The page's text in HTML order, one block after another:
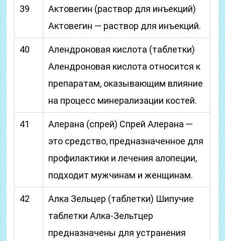
39
Актовегин (раствор для инъекций)
Актовегин — раствор для инъекций.
40
Алендроновая кислота (таблетки)
Алендроновая кислота относится к
препаратам, оказывающим влияние
на процесс минерализации костей.
41
Алерана (спрей) Спрей Алерана —
это средство, предназначенное для
профилактики и лечения алопеции,
подходит мужчинам и женщинам.
42
Алка Зельцер (таблетки) Шипучие
таблетки Алка-Зельтцер
предназначены для устранения